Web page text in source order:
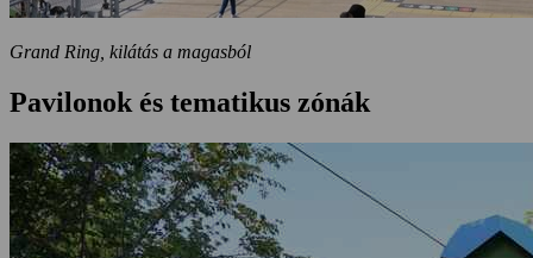
Grand Ring, kilátás a magasból
Pavilonok és tematikus zónák